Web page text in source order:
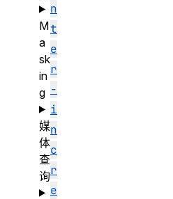
n
t
e
r
-
i
n
c
r
e
M
a
sk
in
g
媒
体
查
询